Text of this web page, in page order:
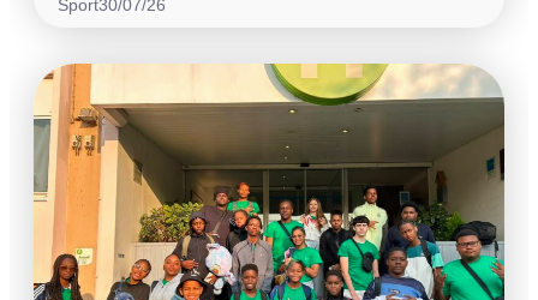
Sport30/07/26